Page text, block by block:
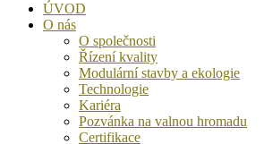
ÚVOD
O nás
O společnosti
Řízení kvality
Modulární stavby a ekologie
Technologie
Kariéra
Pozvánka na valnou hromadu
Certifikace